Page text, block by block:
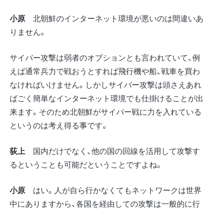
小原 北朝鮮のインターネット環境が悪いのは間違いあ
りません。
サイバー攻撃は弱者のオプションとも言われていて、例
えば通常兵力で戦おうとすれば飛行機や船、戦車を買わ
なければいけません。しかしサイバー攻撃は頭さえあれ
ばごく簡単なインターネット環境でも仕掛けることが出
来ます。そのため北朝鮮がサイバー戦に力を入れている
というのは考え得る事です。
荻上 国内だけでなく、他の国の回線を活用して攻撃す
るということも可能だということですよね。
小原 はい。人が自ら行かなくてもネットワークは世界
中にありますから、各国を経由しての攻撃は一般的に行